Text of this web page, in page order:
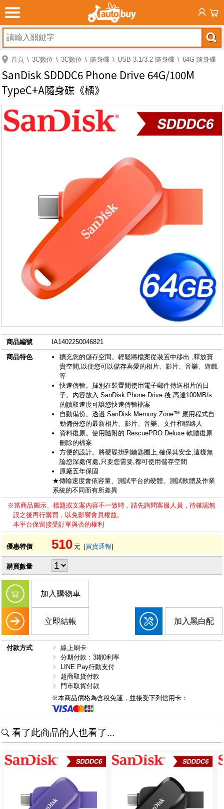
首頁 3C數位 3C數位 隨身碟 USB 3.1/3.2 隨身碟 64G 隨身碟
SanDisk SDDDC6 Phone Drive 64G/100M
TypeC+A隨身碟《橘》
商品編號
IA1402250046821
商品特色
擴充您的儲存空間。輕鬆將檔案從裝置中移出 ,釋放寶
貴空間,以便您可以儲存喜愛的相片、影片、音樂、遊戲
等
快速傳輸。揮別在裝置間使用電子郵件傳送相片的日
子。內容放入 SanDisk Phone Drive 後,高達100MB/s
的讀取速度可讓您快速傳輸檔案
自動備份。透過 SanDisk Memory Zone™ 應用程式自
動備份您的最新相片、影片、音樂、文件和聯絡人
資料復原。使用隨附的 RescuePRO Deluxe 軟體復原
刪除的檔案
方便的設計。將硬碟掛到鑰匙圈上,確保其安全,這樣無
論您深處何處,只要您需要,都可使用儲存空間
原廠五年保固
★傳輸速度會依容量、測試平台的硬體、測試軟體及作業
系統的不同而有所差異
※當商品圖示、標題或文案內容不一致時，請先詢問客服人員，待確認無
誤之後再行購買，以免影響會員權益。
本平台保留接受訂單與否的權利
優惠特價 510 元 [買貴通報]
購買數量
加入購物車
立即結帳 加入黑白配
付款方式
線上刷卡
分期付款：3期0利率
LINE Pay行動支付
超商取貨付款
門市取貨付款
※本商品價格為含稅免運，並接受下列信用卡：
看了此商品的人也看了...